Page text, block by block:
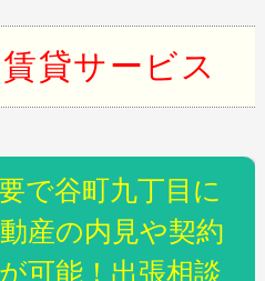
貸サービス
で谷町九丁目に
産の内見や契約
可能！出張相談